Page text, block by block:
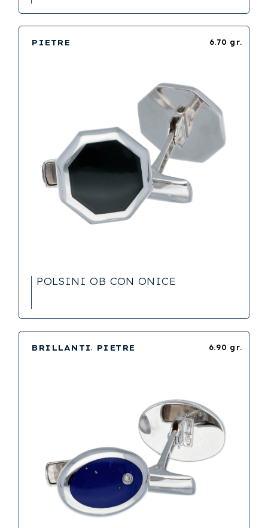
6.70 gr.
PIETRE
POLSINI OB CON ONICE
6.90 gr.
BRILLANTI PIETRE